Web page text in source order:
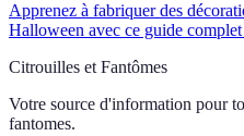
Apprenez à fabriquer des
Halloween avec ce guide
Citrouilles et Fantômes
Votre source d'information pour
fantomes.